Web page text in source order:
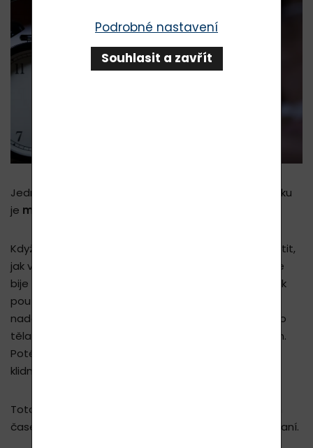
Jedním z nejpopulárnějších cvičení ke zlepšení spánku
je metoda 4-7-8
Když máte strach nebo se zlobíte, můžete téměř cítit,
jak vám v těle proudí adrenalin. Cítíte, jak vaše srdce
bije rychleji, a také budete rychleji dýchat. Pokud však
použijete techniku 4–7–8, budete se moci déle
nadechnout a získat tak vyváženější přísun kyslíku do
těla. Když zadržujete dech, kyslík proudí celým tělem.
Poté po chvíli ucítíte, jak vaše srdce bije normálně a
klidně a i vaše prostředí bude také pomalejší a tišší.
Toto cvičení vám pomůže uklidnit se v co nejkratším
čase a rychle usnout, i když jste nadšení nebo naštvaní.
Podrobné nastavení
Souhlasit a zavřít